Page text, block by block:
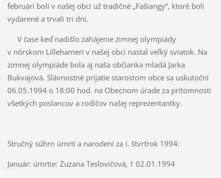
februári boli v našej obci už tradičné „Fašiangy“, ktoré boli
vydarené a trvali tri dni.
V čase keď nadišlo zahájenie zimnej olympiády
v nórskom Lillehameri v našej obci nastal veľký sviatok. Na
zimnej olympiáde bola aj naša občianka mladá Jarka
Bukvajová. Slávnostné prijatie starostom obce sa uskutoční
06.05.1994 o 18:00 hod. na Obecnom úrade za prítomnosti
všetkých poslancov a rodičov našej reprezentantky.
Stručný súhrn úmrtí a narodení za I. štvrťrok 1994:
Január: úmrtie: Zuzana Teslovičová, † 02.01.1994